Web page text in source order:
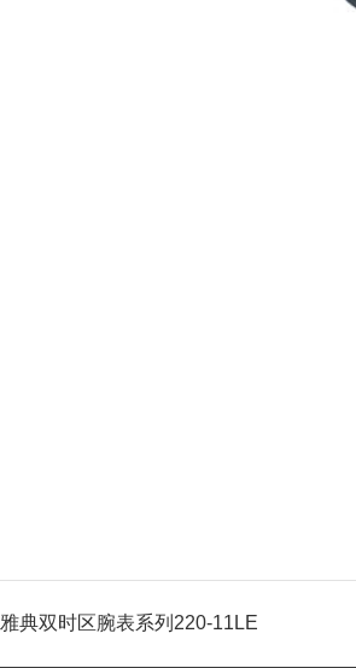
雅典双时区腕表系列220-11LE